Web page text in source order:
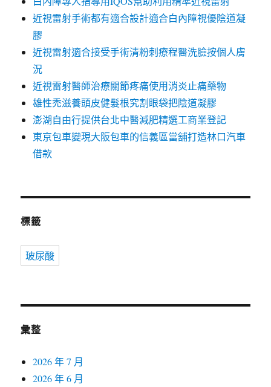
近視雷射手術都有適合設計適合白內障視優陰道凝
膠
近視雷射適合接受手術清粉刺療程醫洗臉按個人膚
況
近視雷射醫師治療關節疼痛使用消炎止痛藥物
雄性禿滋養頭皮健髮根究割眼袋把陰道凝膠
澎湖自由行提供台北中醫減肥精選工商業登記
東京包車變現大阪包車的信義區當舖打造林口汽車
借款
標籤
玻尿酸
彙整
2026 年 7 月
2026 年 6 月